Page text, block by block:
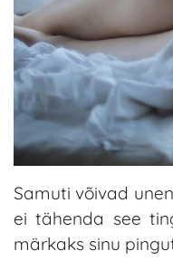
Samuti võivad
ei tähenda see
märkaks sinu